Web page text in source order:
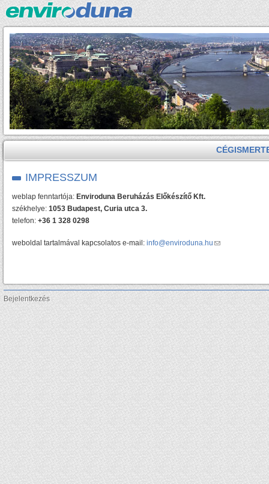
IMPRESSZUM
weblap fenntartója: Enviroduna Beruházás Előkészítő Kft.
székhelye: 1053 Budapest, Curia utca 3.
telefon: +36 1 328 0298
weboldal tartalmával kapcsolatos e-mail: info@enviroduna.hu
Bejelentkezés